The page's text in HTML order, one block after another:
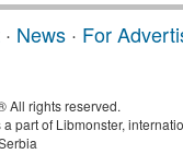
· News · For
All rights reserved.
part of Libmonster,